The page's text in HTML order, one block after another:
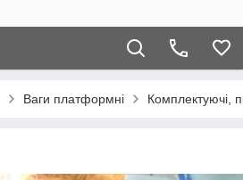
Ваги платформні Комплектуючі,